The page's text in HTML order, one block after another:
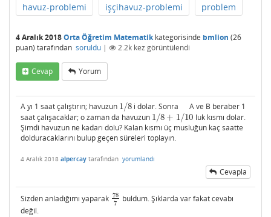
havuz-problemi işçihavuz-problemi problem
4 Aralık 2018Orta Öğretim Matematikkategorisinde bmlion (26
puan) tarafından soruldu | 2.2k kez görüntülendi
Cevap Yorum
A yı 1 saat çalıştırın; havuzun 1/8
1/8 i dolar. Sonra A ve B beraber 1
saat çalışacaklar; o zaman da havuzun 1/8 + 1/10
1/8+ 1/ 10
luk kısmı dolar.
Şimdi havuzun ne kadarı dolu? Kalan kısmı üç musluğun kaç saatte
dolduracaklarını bulup geçen süreleri toplayın.
4 Aralık 2018 alpercay tarafından yorumlandı
Cevapla
Sizden anladığımı yaparak 78
7
78 7buldum. Şıklarda var fakat cevabı
değil.